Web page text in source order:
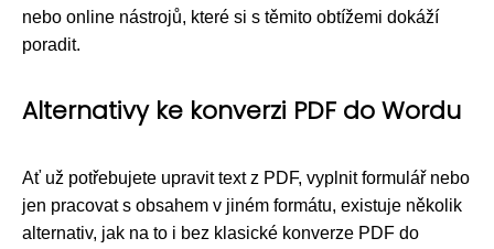
nebo online nástrojů, které si s těmito obtížemi dokáží
poradit.
Alternativy ke konverzi PDF do Wordu
Ať už potřebujete upravit text z PDF, vyplnit formulář nebo
jen pracovat s obsahem v jiném formátu, existuje několik
alternativ, jak na to i bez klasické konverze PDF do